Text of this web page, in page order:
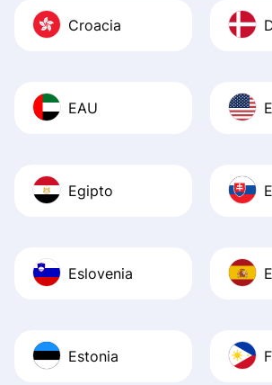
Croacia
EAU
Egipto
Eslovenia
Estonia